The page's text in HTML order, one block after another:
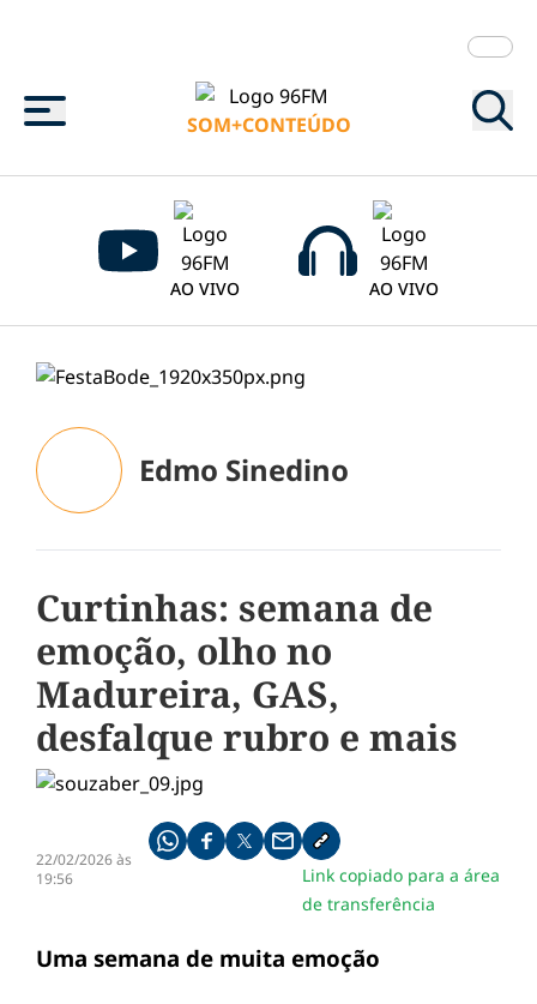
Menu
SOM+CONTEÚDO
AO VIVO AO VIVO
Edmo Sinedino
Curtinhas: semana de
emoção, olho no
Madureira, GAS,
desfalque rubro e mais
22/02/2026 às
19:56
Compartilhe pelo whatsapp
Compartilhar no facebook
Compartilhar no twitter
Compartilhe pelo email
Copiar link da notícia
Link copiado para a área
de transferência
Uma semana de muita emoção